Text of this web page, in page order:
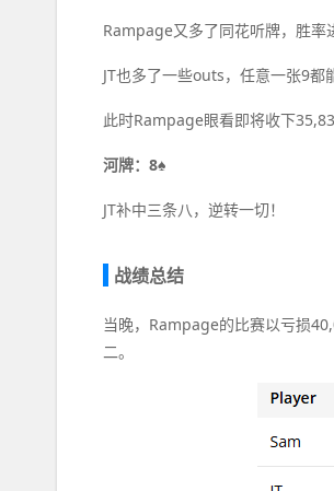
Rampage又多了同花听牌，胜率
JT也多了一些outs，任意一张9都
此时Rampage眼看即将收下
河牌：8♠
JT补中三条八，逆转一切！
战绩总结
当晚，Rampage的比赛以亏损
二。